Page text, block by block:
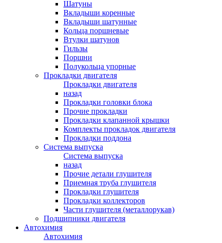
Шатуны
Вкладыши коренные
Вкладыши шатунные
Кольца поршневые
Втулки шатунов
Гильзы
Поршни
Полукольца упорные
Прокладки двигателя
Прокладки двигателя
назад
Прокладки головки блока
Прочие прокладки
Прокладки клапанной крышки
Комплекты прокладок двигателя
Прокладки поддона
Система выпуска
Система выпуска
назад
Прочие детали глушителя
Приемная труба глушителя
Прокладки глушителя
Прокладки коллекторов
Части глушителя (металлорукав)
Подшипники двигателя
Автохимия
Автохимия